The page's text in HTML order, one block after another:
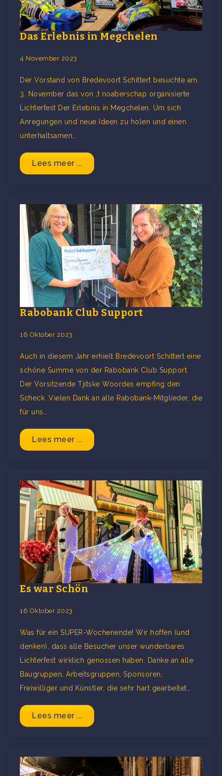
Das Erlebnis in Megchelen
4 November 2023
Der Vorstand von Bredevoort Schittert besuchte am
3. November das von ‚t noaberschap organisierte
Lichterfest Der Erlebnis in Megchelen. Um sich
Anregungen und neue Ideen zu holen und einen
unterhaltsamen…
Lees meer ...
Rabobank Club Support
16 Oktober 2023
Auch in diesem Jahr erhielt Bredevoort Schittert eine
schöne Summe von der Rabobank Club Support.
Der Vorsitzende Tjitske Woordes empfing den
Scheck. Vielen Dank an alle Rabobank-Mitglieder, die
für uns…
Lees meer ...
Es war Schön
16 Oktober 2023
Was für ein SUPER-Wochenende! Wir hoffen (und
denken), dass alle Besucher unser wunderbares
Lichterfest wirklich genossen haben. Danke an alle
Baugruppen, Arbeitsgruppen, Sponsoren,
Freiwilliger und Künstler, die sehr hart gearbeitet…
Lees meer ...